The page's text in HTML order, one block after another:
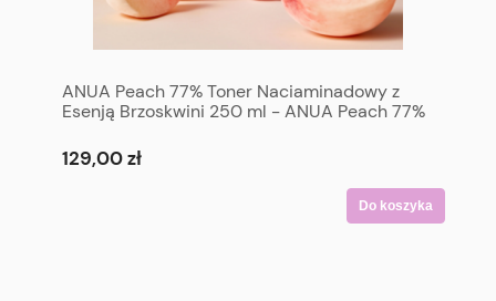
ANUA Peach 77% Toner Naciaminadowy z
Esenją Brzoskwini 250 ml - ANUA Peach 77%
129,00 zł
Do koszyka